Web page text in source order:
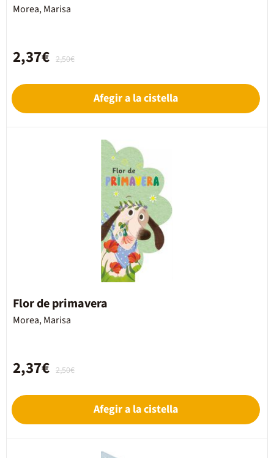
Morea, Marisa
2,50€
2,37€
Afegir a la cistella
Flor de primavera
Morea, Marisa
2,50€
2,37€
Afegir a la cistella